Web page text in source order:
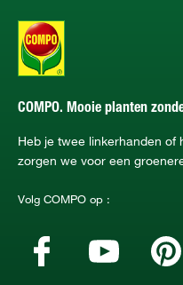
COMPO. Mooie planten
Heb je twee linkerhanden of
zorgen we voor een
Volg COMPO op :